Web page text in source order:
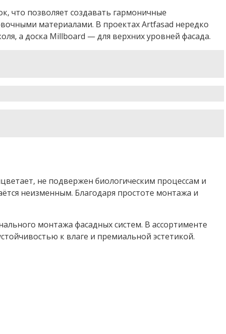
что позволяет создавать гармоничные
материалами. В проектах Artfasad нередко
а доска Millboard — для верхних уровней фасада.
не подвержен биологическим процессам и
неизменным. Благодаря простоте монтажа и
монтажа фасадных систем. В ассортименте
к влаге и премиальной эстетикой.